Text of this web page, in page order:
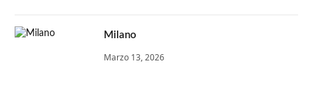
Milano
Marzo 13, 2026